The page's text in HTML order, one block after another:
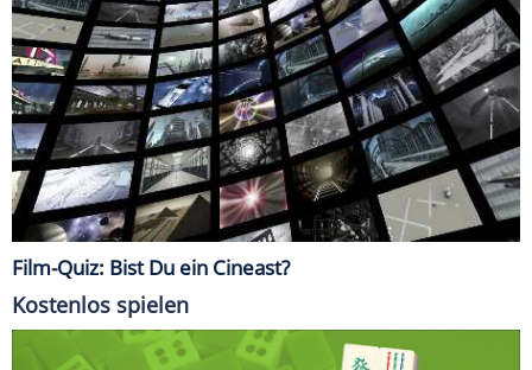
Film-Quiz: Bist Du ein Cineast?
Kostenlos spielen